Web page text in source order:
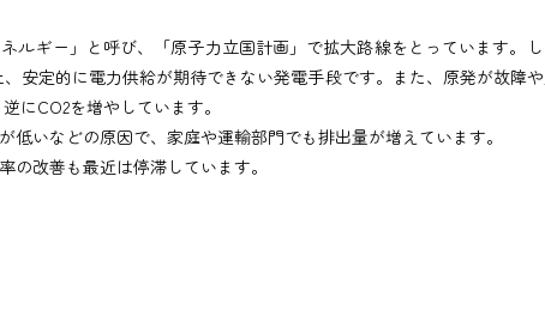
ルギー」と呼び、「原子力立国計画」で拡大路線をとっています。
安定的に電力供給が期待できない発電手段です。また、原発が故障
にCO2を増やしています。
いなどの原因で、家庭や運輸部門でも排出量が増えています。
改善も最近は停滞しています。